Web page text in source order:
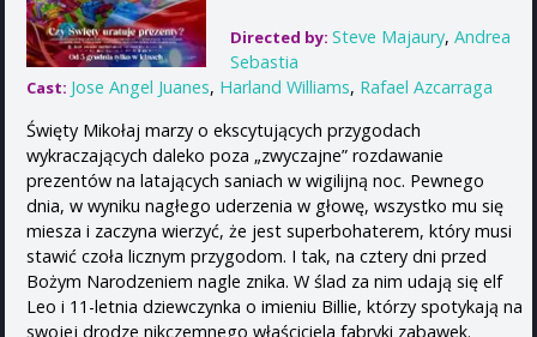
Directed by: Steve Majaury, Andrea
Sebastia
Cast: Jose Angel Juanes, Harland Williams, Rafael Azcarraga
Święty Mikołaj marzy o ekscytujących przygodach
wykraczających daleko poza „zwyczajne” rozdawanie
prezentów na latających saniach w wigilijną noc. Pewnego
dnia, w wyniku nagłego uderzenia w głowę, wszystko mu się
miesza i zaczyna wierzyć, że jest superbohaterem, który musi
stawić czoła licznym przygodom. I tak, na cztery dni przed
Bożym Narodzeniem nagle znika. W ślad za nim udają się elf
Leo i 11-letnia dziewczynka o imieniu Billie, którzy spotykają na
swojej drodze nikczemnego właściciela fabryki zabawek.